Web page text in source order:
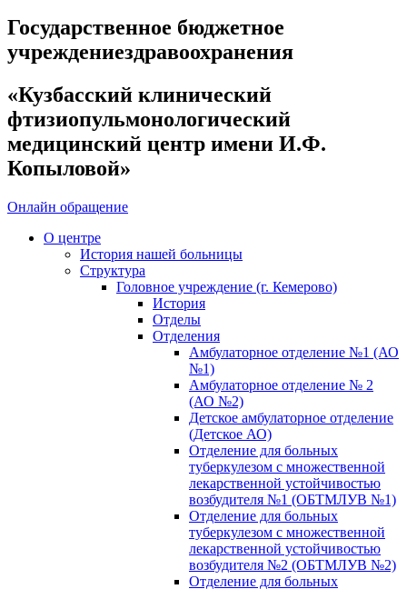
Государственное бюджетное
учреждениездравоохранения
«Кузбасский клинический
фтизиопульмонологический
медицинский центр имени И.Ф.
Копыловой»
Онлайн обращение
О центре
История нашей больницы
Структура
Головное учреждение (г. Кемерово)
История
Отделы
Отделения
Амбулаторное отделение №1 (АО
№1)
Амбулаторное отделение № 2
(АО №2)
Детское амбулаторное отделение
(Детское АО)
Отделение для больных
туберкулезом с множественной
лекарственной устойчивостью
возбудителя №1 (ОБТМЛУВ №1)
Отделение для больных
туберкулезом с множественной
лекарственной устойчивостью
возбудителя №2 (ОБТМЛУВ №2)
Отделение для больных